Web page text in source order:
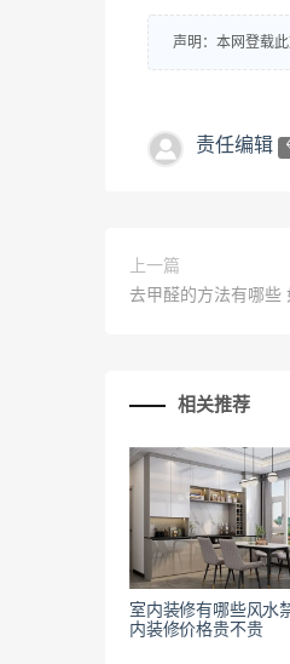
声明：本网登载
责任编辑
上一篇
去甲醛的方法有哪些
相关推荐
室内装修有哪些风水
内装修价格贵不贵